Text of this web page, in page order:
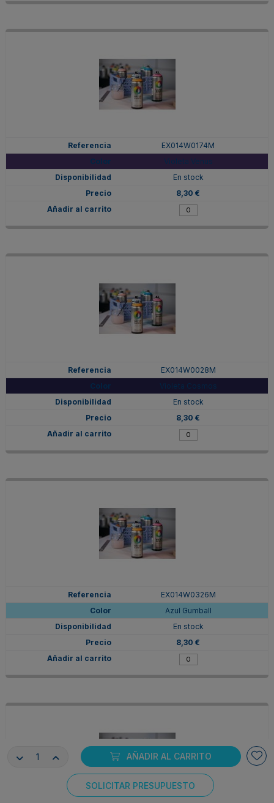
AÑADIR AL CARRITO
SOLICITAR PRESUPUESTO
EX014W0174M
Violeta Venus
En stock
8,30 €
EX014W0028M
Violeta Cosmos
En stock
8,30 €
EX014W0326M
Azul Gumball
En stock
8,30 €
Consentimiento de cookies